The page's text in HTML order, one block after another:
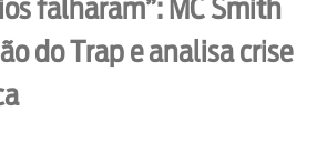
falharam”: MC Smith
do Trap e analisa crise